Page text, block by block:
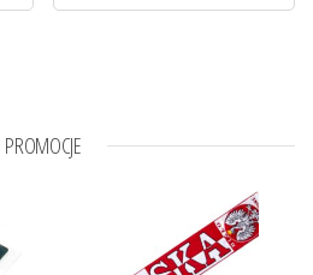
PROMOCJE